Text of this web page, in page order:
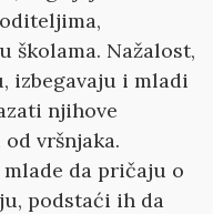
školama. Nažalost,
izbegavaju i mladi
njihove
vršnjaka.
da pričaju o
podstaći ih da